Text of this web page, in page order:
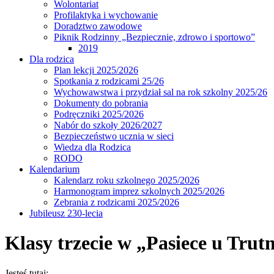
Wolontariat
Profilaktyka i wychowanie
Doradztwo zawodowe
Piknik Rodzinny „Bezpiecznie, zdrowo i sportowo”
2019
Dla rodzica
Plan lekcji 2025/2026
Spotkania z rodzicami 25/26
Wychowawstwa i przydział sal na rok szkolny 2025/26
Dokumenty do pobrania
Podręczniki 2025/2026
Nabór do szkoły 2026/2027
Bezpieczeństwo ucznia w sieci
Wiedza dla Rodzica
RODO
Kalendarium
Kalendarz roku szkolnego 2025/2026
Harmonogram imprez szkolnych 2025/2026
Zebrania z rodzicami 2025/2026
Jubileusz 230-lecia
Klasy trzecie w „Pasiece u